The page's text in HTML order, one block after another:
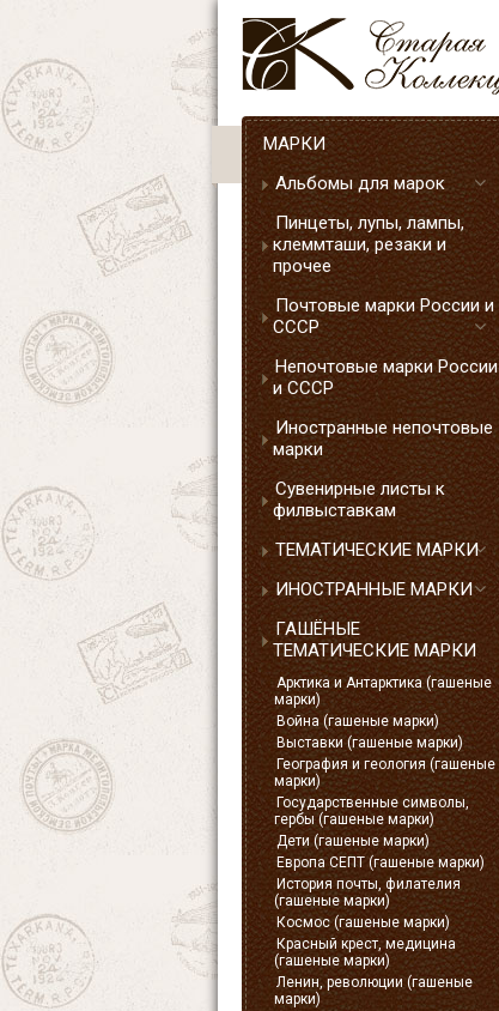
МАРКИ
Альбомы для марок
Пинцеты, лупы, лампы,
клеммташи, резаки и
прочее
Почтовые марки России и
СССР
Непочтовые марки России
и СССР
Иностранные непочтовые
марки
Сувенирные листы к
филвыставкам
ТЕМАТИЧЕСКИЕ МАРКИ
ИНОСТРАННЫЕ МАРКИ
ГАШЁНЫЕ
ТЕМАТИЧЕСКИЕ МАРКИ
Арктика и Антарктика (гашеные
марки)
Война (гашеные марки)
Выставки (гашеные марки)
География и геология (гашеные
марки)
Государственные символы,
гербы (гашеные марки)
Дети (гашеные марки)
Европа СЕПТ (гашеные марки)
История почты, филателия
(гашеные марки)
Космос (гашеные марки)
Красный крест, медицина
(гашеные марки)
Ленин, революции (гашеные
марки)